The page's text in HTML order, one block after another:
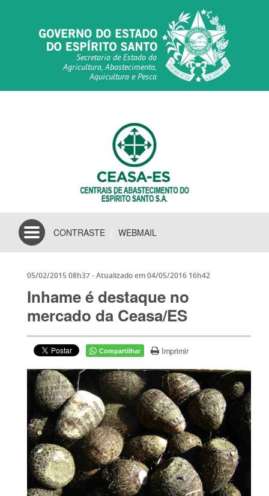
Secretaria de Estado da
Agricultura, Abastecimento,
Aquicultura e Pesca
Toggle
navigation
CONTRASTE WEBMAIL
05/02/2015 08h37- Atualizado em04/05/2016 16h42
Inhame é destaque no
mercado da Ceasa/ES
Compartilhar Imprimir